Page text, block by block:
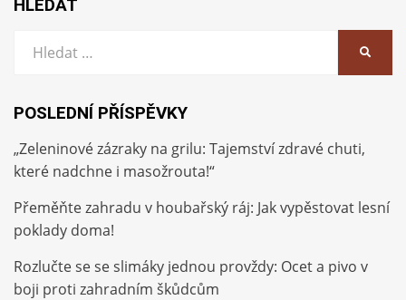
HLEDAT
POSLEDNÍ PŘÍSPĚVKY
„Zeleninové zázraky na grilu: Tajemství zdravé chuti,
které nadchne i masožrouta!“
Přeměňte zahradu v houbařský ráj: Jak vypěstovat lesní
poklady doma!
Rozlučte se se slimáky jednou provždy: Ocet a pivo v
boji proti zahradním škůdcům